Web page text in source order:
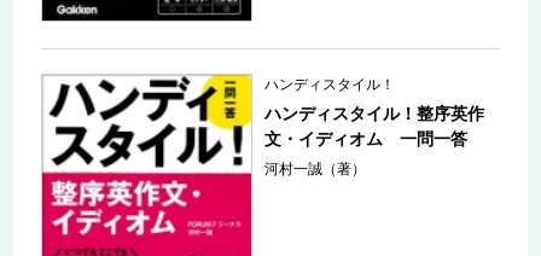
ハンディスタイル！
ハンディスタイル！整序英作
文・イディオム 一問一答
河村一誠（著）